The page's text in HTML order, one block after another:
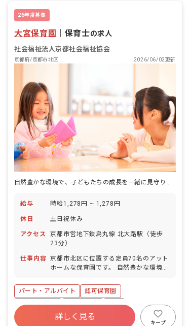
26年度募集
大宮保育園 保育士の求人
社会福祉法人京都社会福祉協会
京都府/京都市北区 2026/06/02更新
自然豊かな環境で、子どもたちの成長を一緒に見守りませんか？あなたの温かい心が輝く場所です。
給与 時給1,278円 ~ 1,278円
休日 土日祝休み
アクセス
京都市営地下鉄烏丸線 北大路駅（徒歩
23分）
仕事内容 京都市北区に位置する定員70名のアット
ホームな保育園です。 自然豊かな環境の
践しています。 幼児クラスでは異年齢保
育を行っています。 主な業務内容: ・0
歳児から5歳児までの保育全般 ・フリー
保育士として、担任の補助業務が主とな
パート・アルバイト
認可保育園
社会保険完備
土日祝休み
有給
昇給昇進あり
社会福祉法人
詳しく見る
キープ